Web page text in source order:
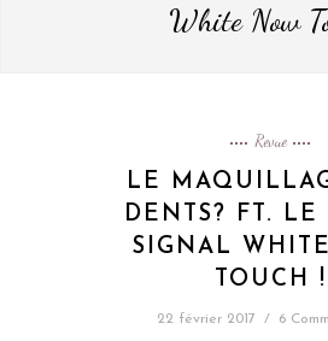
White Now
Revue
LE
DENTS? FT. LE
SIGNAL
TOUCH !
22 février 2017 / 6